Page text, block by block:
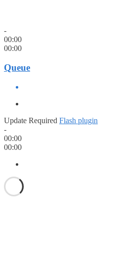
-
00:00
00:00
Queue
Update Required Flash plugin
-
00:00
00:00